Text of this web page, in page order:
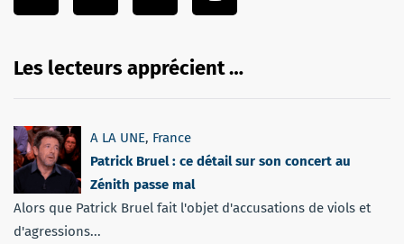
Les lecteurs apprécient …
A LA UNE, France
Patrick Bruel : ce détail sur son concert au
Zénith passe mal
Alors que Patrick Bruel fait l'objet d'accusations de viols et
d'agressions...